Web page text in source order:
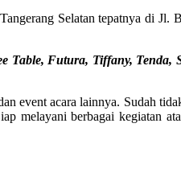
Selatan tepatnya di
Futura, Tiffany, Tenda,
event acara lainnya. Sudah
melayani berbagai kegiatan